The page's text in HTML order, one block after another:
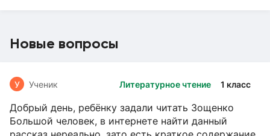
Новые вопросы
Литературное чтение 1 класс
У Ученик
Добрый день, ребёнку задали читать Зощенко
Большой человек, в интернете найти данный